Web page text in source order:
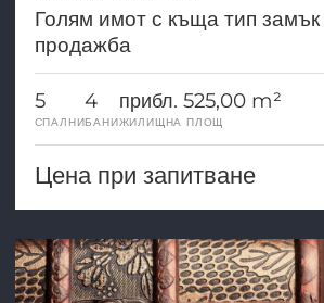
Голям имот с къща тип
продажба
5
СПАЛНИ
4
БАНИ
прибл. 525,00 m²
ЖИЛИЩНА ПЛОЩ
Цена при запитване